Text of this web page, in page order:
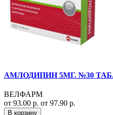
АМЛОДИПИН 5МГ. №30
ВЕЛФАРМ
от 93.00 р. от 97.90 р.
В корзину